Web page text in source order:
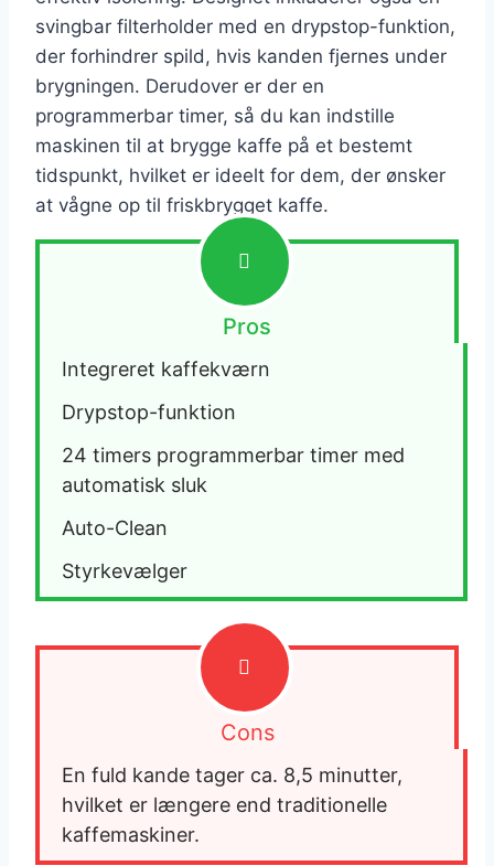
svingbar filterholder med en drypstop-funktion,
der forhindrer spild, hvis kanden fjernes under
brygningen. Derudover er der en
programmerbar timer, så du kan indstille
maskinen til at brygge kaffe på et bestemt
tidspunkt, hvilket er ideelt for dem, der ønsker
at vågne op til friskbrygget kaffe.
Pros
Integreret kaffekværn
Drypstop-funktion
24 timers programmerbar timer med
automatisk sluk
Auto-Clean
Styrkevælger
Cons
En fuld kande tager ca. 8,5 minutter,
hvilket er længere end traditionelle
kaffemaskiner.